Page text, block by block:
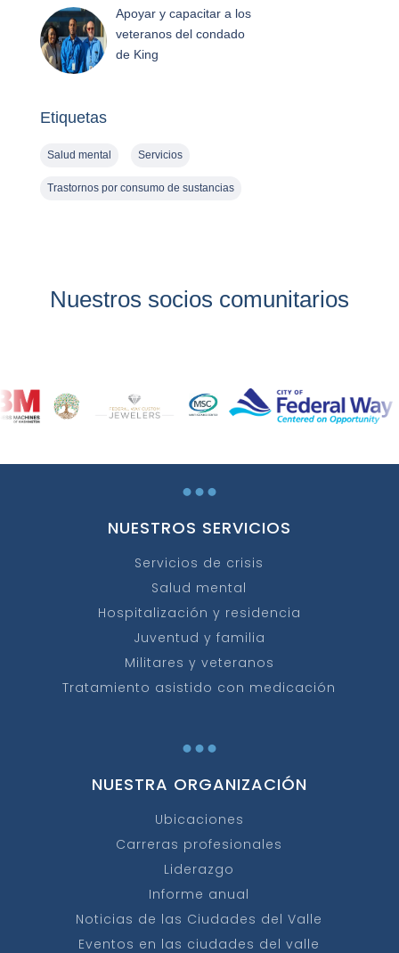
Apoyar y capacitar a los
veteranos del condado
de King
Etiquetas
Salud mental Servicios
Trastornos por consumo de sustancias
Nuestros socios comunitarios
...
NUESTROS SERVICIOS
Servicios de crisis
Salud mental
Hospitalización y residencia
Juventud y familia
Militares y veteranos
Tratamiento asistido con medicación
...
NUESTRA ORGANIZACIÓN
Ubicaciones
Carreras profesionales
Liderazgo
Informe anual
Noticias de las Ciudades del Valle
Eventos en las ciudades del valle